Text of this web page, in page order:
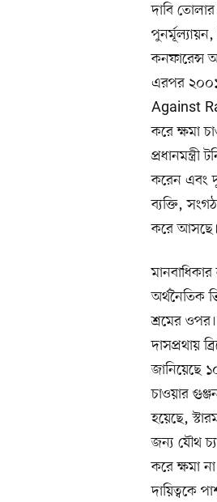
দাবি
কনফারেন্স
এরপর ২০০১
Against
করে ক্ষমা
প্রধানমন্ত্রী
করেন এবং
ব্যক্তি,
করে আসছে।
অর্থনৈতিক
শ্রমের
দাসপ্রথায়
জানিয়েছে
চাওয়ার
হয়েছে,
জন্য যৌথ
করে ক্ষমা
দায়িত্বকে